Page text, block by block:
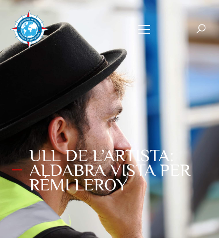
ULL DE L’ARTISTA:
ALDABRA VISTA PER
RÉMI LEROY